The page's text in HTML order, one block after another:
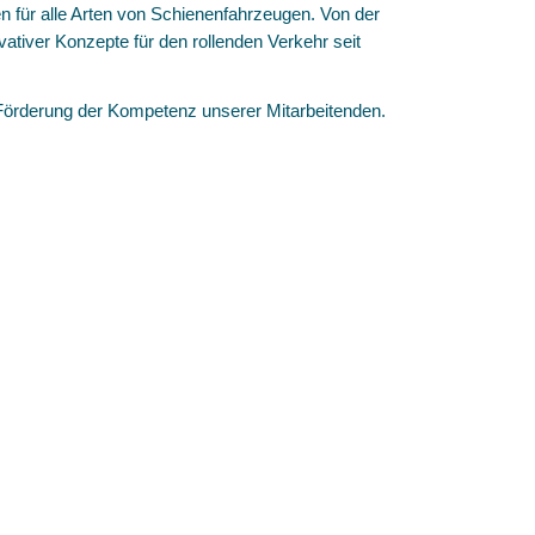
für alle Arten von Schienenfahrzeugen. Von der
Konzepte für den rollenden Verkehr seit
der Kompetenz unserer Mitarbeitenden.